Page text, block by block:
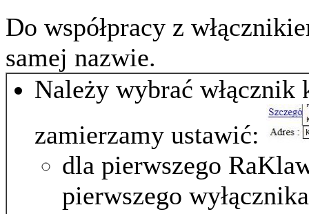
Do współpracy z
samej nazwie.
Należy wybrać włącznik
zamierzamy ustawić:
dla pierwszego
pierwszego